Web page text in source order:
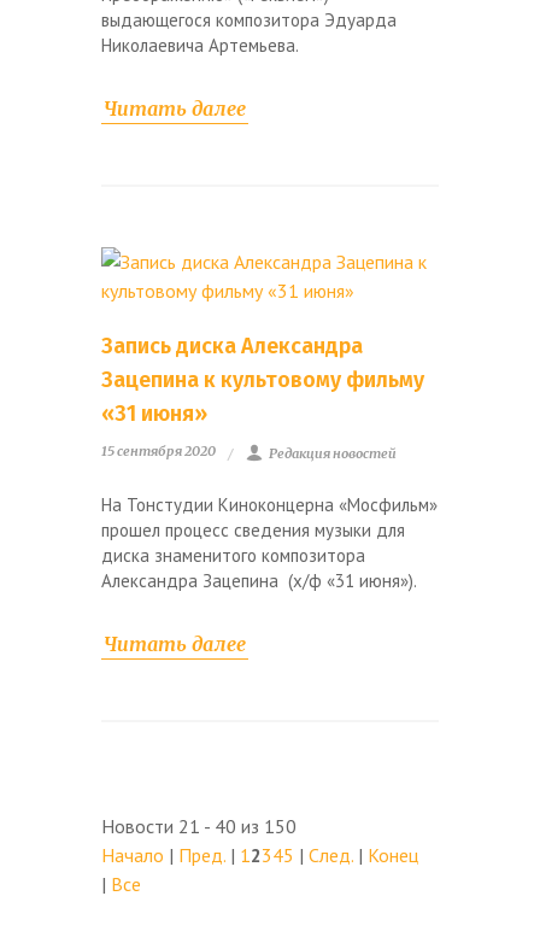
выдающегося композитора Эдуарда
Николаевича Артемьева.
Читать далее
Запись диска Александра
Зацепина к культовому фильму
«31 июня»
15 сентября 2020 Редакция новостей
На Тонстудии Киноконцерна «Мосфильм»
прошел процесс сведения музыки для
диска знаменитого композитора
Александра Зацепина (х/ф «31 июня»).
Читать далее
Новости 21 - 40 из 150
Начало | Пред. | 12345 | След. | Конец
| Все